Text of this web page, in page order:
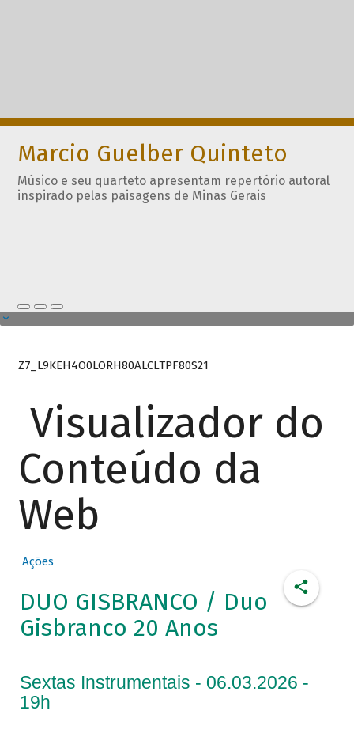
Marcio Guelber Quinteto
Músico e seu quarteto apresentam repertório autoral
inspirado pelas paisagens de Minas Gerais
Z7_L9KEH4O0LORH80ALCLTPF80S21
Visualizador do
Conteúdo da
Web
Ações
DUO GISBRANCO / Duo
Gisbranco 20 Anos
Sextas Instrumentais - 06.03.2026 -
19h